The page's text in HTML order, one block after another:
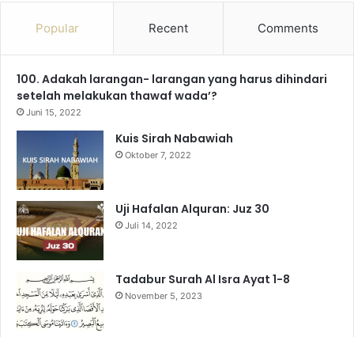
b
o
o
k
u
e
a
r
m
g
a
o
s
Popular Recent Comments
100. Adakah larangan- larangan yang harus dihindari
setelah melakukan thawaf wada’?
Juni 15, 2022
Kuis Sirah Nabawiah
Oktober 7, 2022
Uji Hafalan Alquran: Juz 30
Juli 14, 2022
Tadabur Surah Al Isra Ayat 1-8
November 5, 2023